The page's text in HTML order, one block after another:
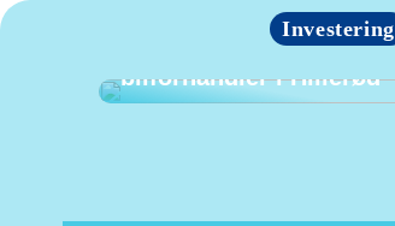
Investering
Find den bedste
bilforhandler i Hillerød